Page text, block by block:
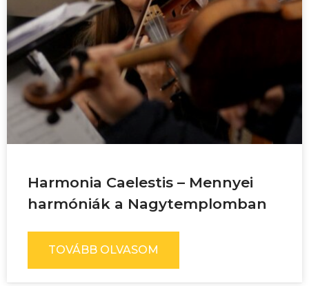
Harmonia Caelestis – Mennyei
harmóniák a Nagytemplomban
TOVÁBB OLVASOM